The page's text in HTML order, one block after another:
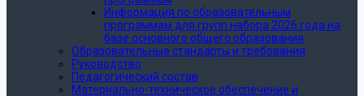
Информация по образовательным
программам для групп набора 2026 года на
базе основного общего образования
Образовательные стандарты и требования
Руководство
Педагогический состав
Материально-техническое обеспечение и